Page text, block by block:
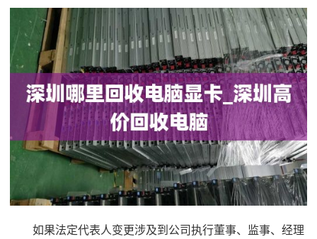
如果法定代表人变更涉及到公司执行董事、监事、经理